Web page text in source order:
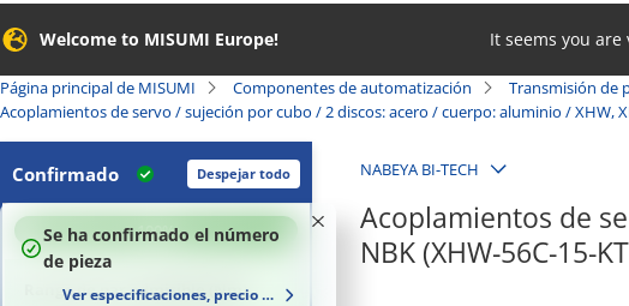
Welcome to MISUMI Europe! It seems you are
Página principal de MISUMI Componentes de automatización Transmisión de
Acoplamientos de servo / sujeción por cubo / 2 discos: acero / cuerpo: aluminio / XHW,
Confirmado Despejar todo
100%
Se ha confirmado el número
de pieza
Ver especificaciones, precio y plazo de entrega
Rango de par admisible (Nm)
NABEYA BI-TECH
Acoplamientos de
NBK (XHW-56C-15-